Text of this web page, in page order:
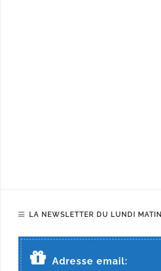
LA NEWSLETTER DU LUNDI MATIN
Adresse email: